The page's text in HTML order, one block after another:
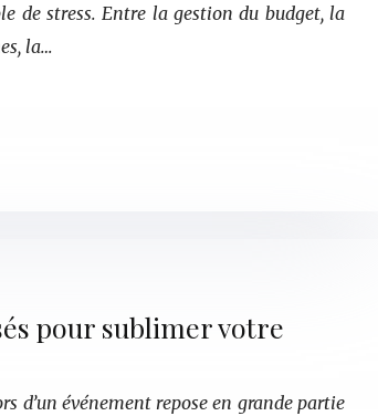
de stress. Entre la gestion du budget, la
la…
pour sublimer votre
d’un événement repose en grande partie